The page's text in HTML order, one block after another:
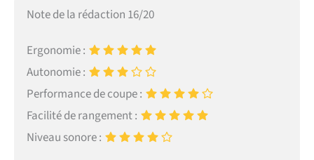
Note de la rédaction 16/20
Ergonomie :
Autonomie :
Performance de coupe :
Facilité de rangement :
Niveau sonore :